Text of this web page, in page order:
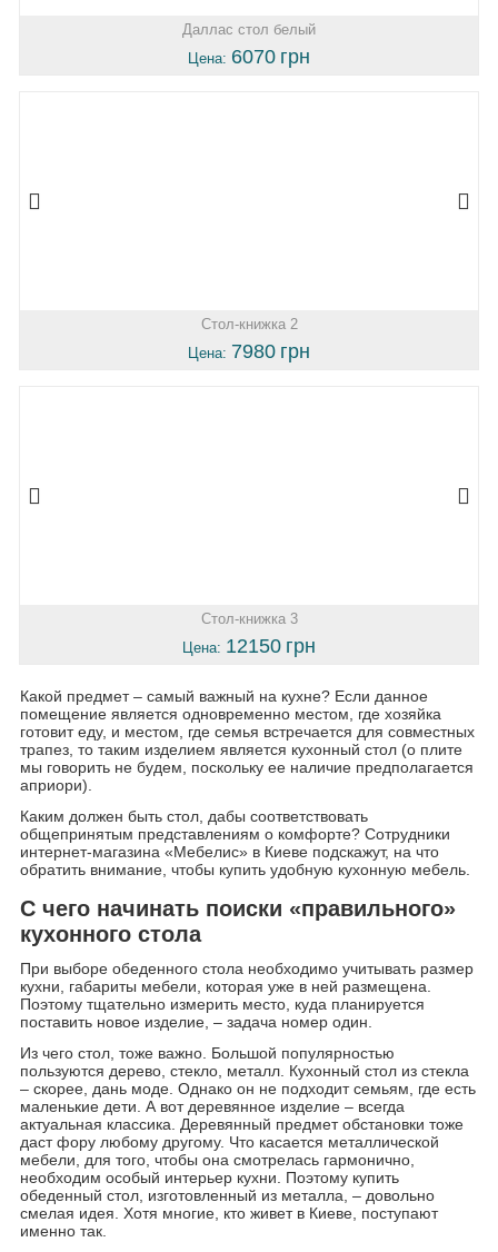
Даллас стол белый
Цена: 6070 грн
Стол-книжка 2
Цена: 7980 грн
Стол-книжка 3
Цена: 12150 грн
Какой предмет – самый важный на кухне? Если данное
помещение является одновременно местом, где хозяйка
готовит еду, и местом, где семья встречается для совместных
трапез, то таким изделием является кухонный стол (о плите
мы говорить не будем, поскольку ее наличие предполагается
априори).
Каким должен быть стол, дабы соответствовать
общепринятым представлениям о комфорте? Сотрудники
интернет-магазина «Мебелис» в Киеве подскажут, на что
обратить внимание, чтобы купить удобную кухонную мебель.
С чего начинать поиски «правильного»
кухонного стола
При выборе обеденного стола необходимо учитывать размер
кухни, габариты мебели, которая уже в ней размещена.
Поэтому тщательно измерить место, куда планируется
поставить новое изделие, – задача номер один.
Из чего стол, тоже важно. Большой популярностью
пользуются дерево, стекло, металл. Кухонный стол из стекла
– скорее, дань моде. Однако он не подходит семьям, где есть
маленькие дети. А вот деревянное изделие – всегда
актуальная классика. Деревянный предмет обстановки тоже
даст фору любому другому. Что касается металлической
мебели, для того, чтобы она смотрелась гармонично,
необходим особый интерьер кухни. Поэтому купить
обеденный стол, изготовленный из металла, – довольно
смелая идея. Хотя многие, кто живет в Киеве, поступают
именно так.